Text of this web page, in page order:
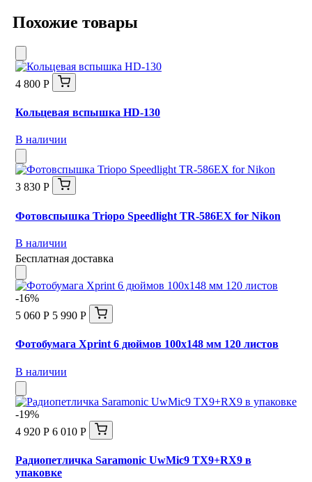
Похожие товары
4 800 Р
Кольцевая вспышка HD-130
В наличии
3 830 Р
Фотовспышка Triopo Speedlight TR-586EX for Nikon
В наличии
Бесплатная доставка
-16%
5 060 Р 5 990 Р
Фотобумага Xprint 6 дюймов 100x148 мм 120 листов
В наличии
-19%
4 920 Р 6 010 Р
Радиопетличка Saramonic UwMic9 TX9+RX9 в
упаковке